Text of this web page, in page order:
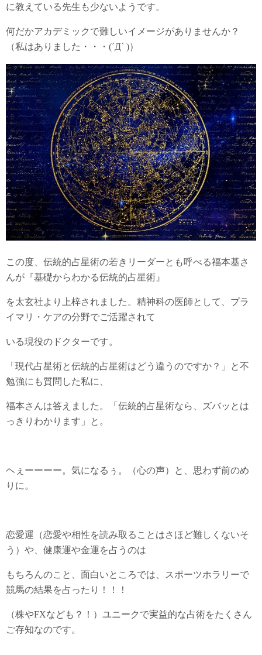
に教えている先生も少ないようです。
何だかアカデミックで難しいイメージがありませんか？
（私はありました・・・(´Д` )）
この度、伝統的占星術の若きリーダーとも呼べる福本基さ
んが『基礎からわかる伝統的占星術』
を太玄社より上梓されました。精神科の医師として、プラ
イマリ・ケアの分野でご活躍されて
いる現役のドクターです。
「現代占星術と伝統的占星術はどう違うのですか？」と不
勉強にも質問した私に、
福本さんは答えました。「伝統的占星術なら、ズバッとは
っきりわかります」と。
ヘぇーーーー。気になるぅ。（心の声）と、思わず前のめ
りに。
恋愛運（恋愛や相性を読み取ることはさほど難しくないそ
う）や、健康運や金運を占うのは
もちろんのこと、面白いところでは、スポーツホラリーで
競馬の結果を占ったり！！！
（株やFXなども？！）ユニークで実益的な占術をたくさん
ご存知なのです。